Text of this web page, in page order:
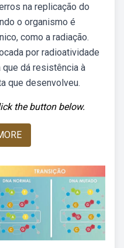
na replicação do
o organismo é
como a radiação.
por radioatividade
dá resistência à
que desenvolveu.
the button below.